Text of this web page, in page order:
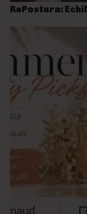
RePostura: